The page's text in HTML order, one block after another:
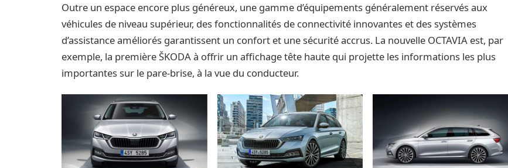
Outre un espace encore plus généreux, une gamme d’équipements généralement réservés aux
véhicules de niveau supérieur, des fonctionnalités de connectivité innovantes et des systèmes
d’assistance améliorés garantissent un confort et une sécurité accrus. La nouvelle OCTAVIA est, par
exemple, la première ŠKODA à offrir un affichage tête haute qui projette les informations les plus
importantes sur le pare-brise, à la vue du conducteur.